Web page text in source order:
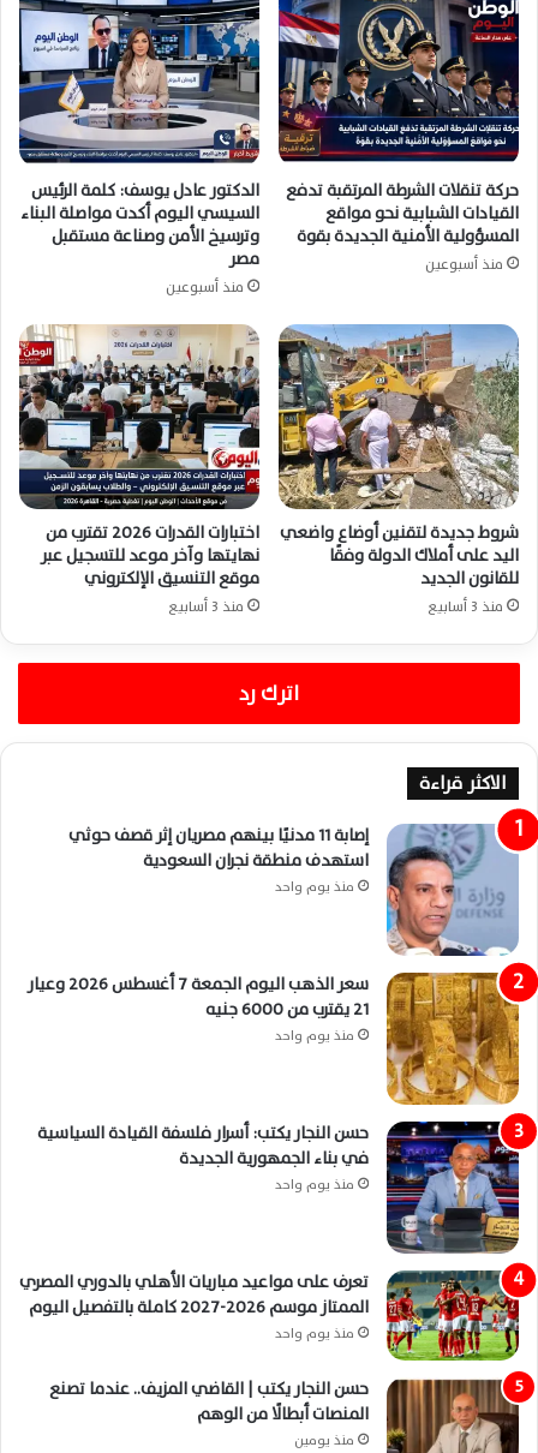
حركة تنقلات الشرطة المرتقبة تدفع
القيادات الشبابية نحو مواقع
المسؤولية الأمنية الجديدة بقوة
منذ أسبوعين
الدكتور عادل يوسف: كلمة الرئيس
السيسي اليوم أكدت مواصلة البناء
وترسيخ الأمن وصناعة مستقبل
مصر
منذ أسبوعين
شروط جديدة لتقنين أوضاع واضعي
اليد على أملاك الدولة وفقًا
للقانون الجديد
منذ 3 أسابيع
اختبارات القدرات 2026 تقترب من
نهايتها وآخر موعد للتسجيل عبر
موقع التنسيق الإلكتروني
منذ 3 أسابيع
اترك رد
الاكثر قراءة
إصابة 11 مدنيًا بينهم مصريان إثر قصف حوثي
استهدف منطقة نجران السعودية
منذ يوم واحد
سعر الذهب اليوم الجمعة 7 أغسطس 2026 وعيار
21 يقترب من 6000 جنيه
منذ يوم واحد
حسن النجار يكتب: أسرار فلسفة القيادة السياسية
في بناء الجمهورية الجديدة
منذ يوم واحد
تعرف على مواعيد مباريات الأهلي بالدوري المصري
الممتاز موسم 2026-2027 كاملة بالتفصيل اليوم
منذ يوم واحد
حسن النجار يكتب | القاضي المزيف.. عندما تصنع
المنصات أبطالًا من الوهم
منذ يومين